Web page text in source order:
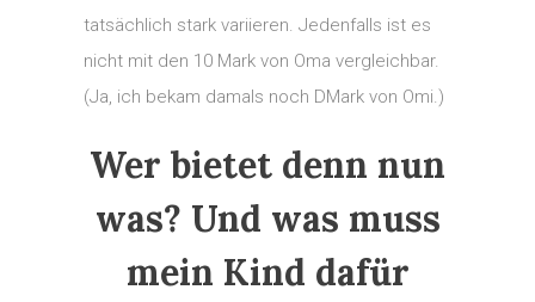
tatsächlich stark variieren. Jedenfalls ist es
nicht mit den 10 Mark von Oma vergleichbar.
(Ja, ich bekam damals noch DMark von Omi.)
Wer bietet denn nun
was? Und was muss
mein Kind dafür